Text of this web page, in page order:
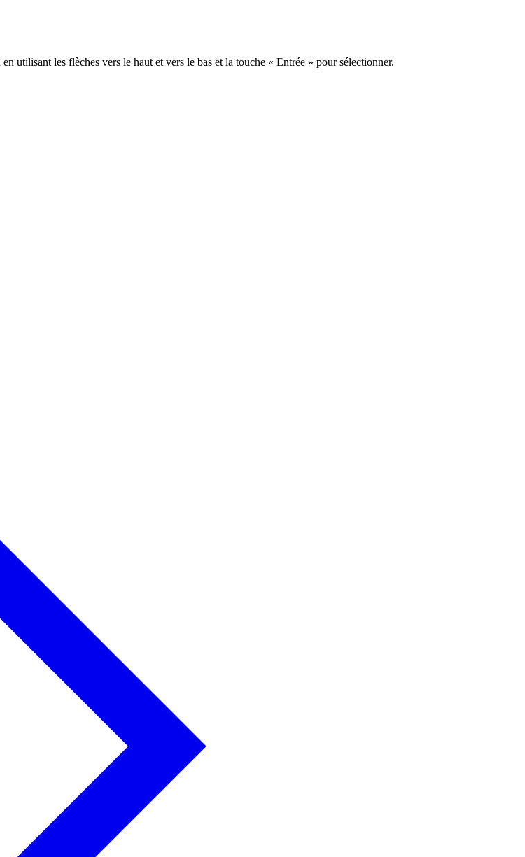
utilisant les flèches vers le haut et vers le bas et la touche « Entrée » pour sélectionner.